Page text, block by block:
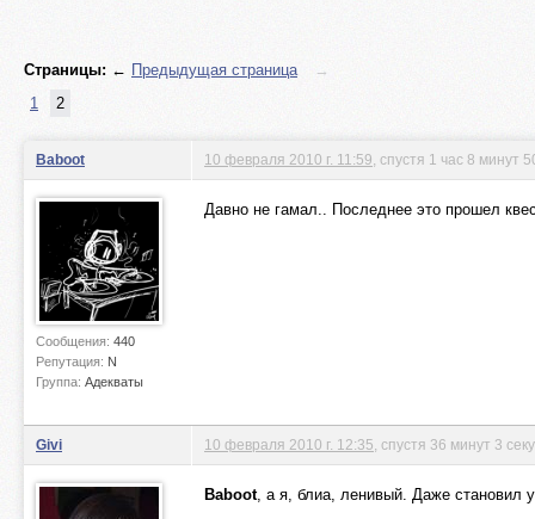
Страницы: ← Предыдущая страница
→
1
2
Baboot
Сообщения: 440
Репутация: N
Группа: Адекваты
10 февраля 2010 г. 11:59 , спустя 1 час 8 минут
Давно не гамал.. Последнее это прошел
Givi 10 февраля 2010 г. 12:35 , спустя 36 минут 3
Baboot, а я, блиа, ленивый. Даже становил